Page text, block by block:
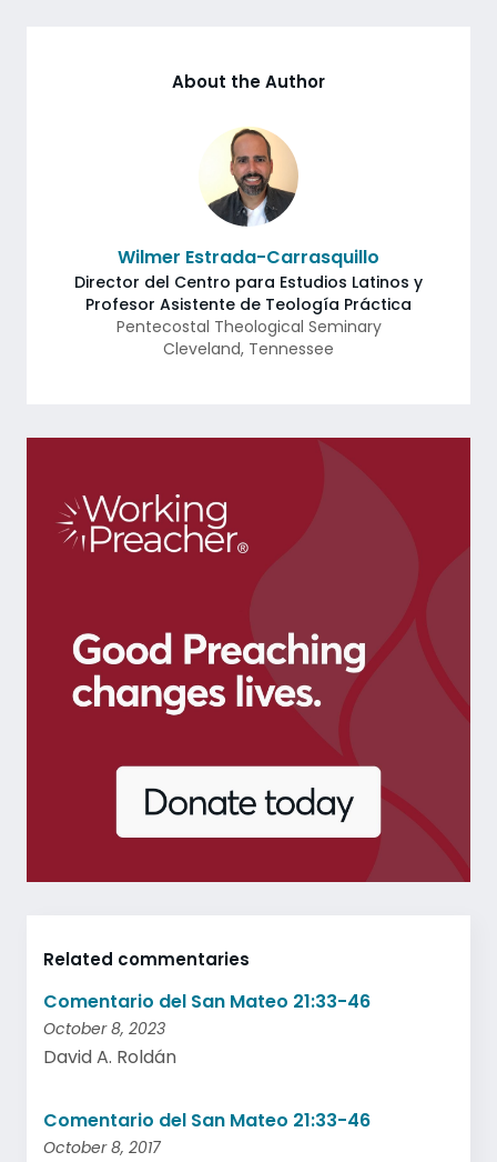
About the Author
Wilmer Estrada-Carrasquillo
Director del Centro para Estudios Latinos y
Profesor Asistente de Teología Práctica
Pentecostal Theological Seminary
Cleveland, Tennessee
Related commentaries
Comentario del San Mateo 21:33-46
October 8, 2023
David A. Roldán
Comentario del San Mateo 21:33-46
October 8, 2017